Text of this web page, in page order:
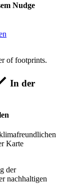
Nudge
of footprints.
In der
Karte
der
nachhaltigen